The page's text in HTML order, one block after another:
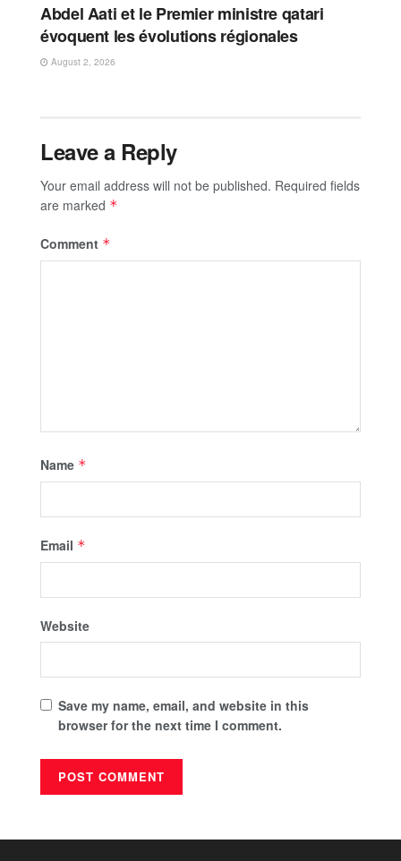
Abdel Aati et le Premier ministre qatari
évoquent les évolutions régionales
August 2, 2026
Leave a Reply
Your email address will not be published. Required fields
are marked *
Comment *
Name *
Email *
Website
Save my name, email, and website in this
browser for the next time I comment.